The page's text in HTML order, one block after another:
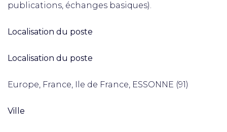
publications, échanges basiques).
Localisation du poste
Localisation du poste
Europe, France, Ile de France, ESSONNE (91)
Ville